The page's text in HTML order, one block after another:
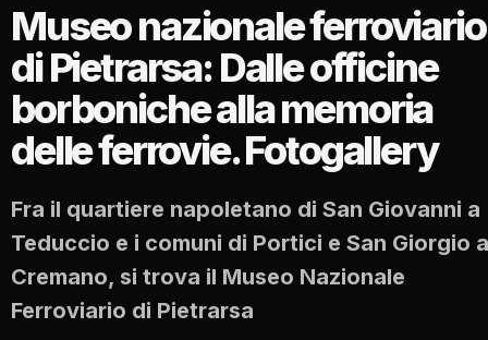
Museo nazionale ferroviario
di Pietrarsa: Dalle officine
borboniche alla memoria
delle ferrovie. Fotogallery
Fra il quartiere napoletano di San Giovanni a
Teduccio e i comuni di Portici e San Giorgio a
Cremano, si trova il Museo Nazionale
Ferroviario di Pietrarsa